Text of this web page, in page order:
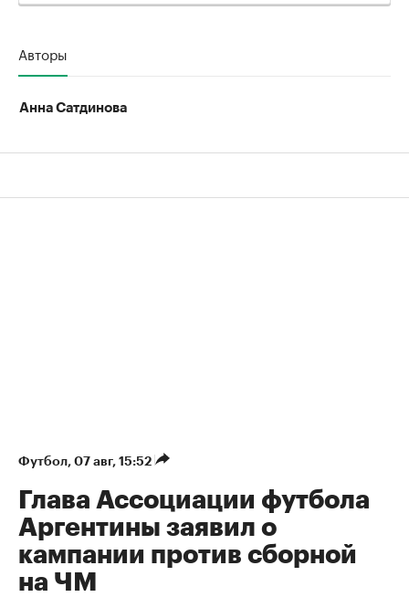
Авторы
Анна Сатдинова
Футбол⁠, 07 авг, 15:52
Глава Ассоциации футбола
Аргентины заявил о
кампании против сборной
на ЧМ